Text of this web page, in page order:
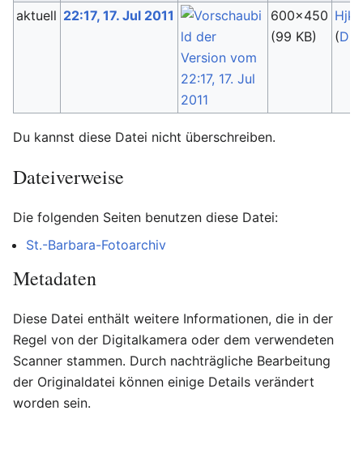
aktuell 22:17, 17. Jul 2011
600×450
(99 KB)
Hjk
(
Du kannst diese Datei nicht überschreiben.
Dateiverweise
Die folgenden Seiten benutzen diese Datei:
St.-Barbara-Fotoarchiv
Metadaten
Diese Datei enthält weitere Informationen, die in der
Regel von der Digitalkamera oder dem verwendeten
Scanner stammen. Durch nachträgliche Bearbeitung
der Originaldatei können einige Details verändert
worden sein.